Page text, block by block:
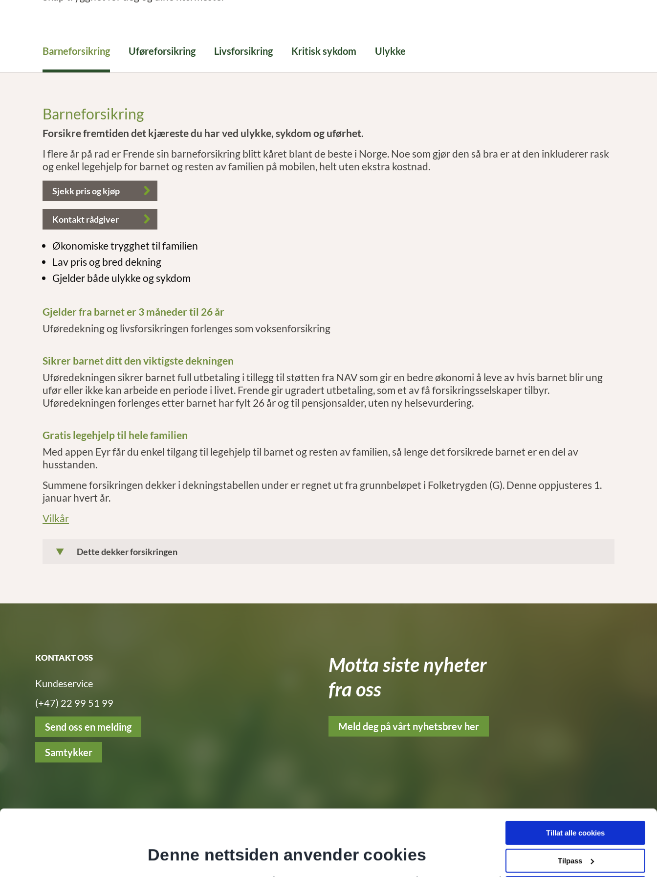
Denne nettsiden anvender cookies
Tillat alle cookies
Tilpass
Barneforsikring Uføreforsikring Livsforsikring Kritisk sykdom Ulykke
Barneforsikring
Forsikre fremtiden det kjæreste du har ved ulykke, sykdom og uførhet.
I flere år på rad er Frende sin barneforsikring blitt kåret blant de beste i Norge. Noe som gjør den så bra er at den inkluderer rask
og enkel legehjelp for barnet og resten av familien på mobilen, helt uten ekstra kostnad.
Sjekk pris og kjøp
Kontakt rådgiver
Økonomiske trygghet til familien
Lav pris og bred dekning
Gjelder både ulykke og sykdom
Gjelder fra barnet er 3 måneder til 26 år
Uføredekning og livsforsikringen forlenges som voksenforsikring
Sikrer barnet ditt den viktigste dekningen
Uføredekningen sikrer barnet full utbetaling i tillegg til støtten fra NAV som gir en bedre økonomi å leve av hvis barnet blir ung
ufør eller ikke kan arbeide en periode i livet. Frende gir ugradert utbetaling, som et av få forsikringsselskaper tilbyr.
Uføredekningen forlenges etter barnet har fylt 26 år og til pensjonsalder, uten ny helsevurdering.
Gratis legehjelp til hele familien
Med appen Eyr får du enkel tilgang til legehjelp til barnet og resten av familien, så lenge det forsikrede barnet er en del av
husstanden.
Summene forsikringen dekker i dekningstabellen under er regnet ut fra grunnbeløpet i Folketrygden (G). Denne oppjusteres 1.
januar hvert år.
Vilkår
Dette dekker forsikringen
KONTAKT OSS
Kundeservice
(+47) 22 99 51 99
Send oss en melding
Samtykker
Motta siste nyheter
fra oss
Meld deg på vårt nyhetsbrev her